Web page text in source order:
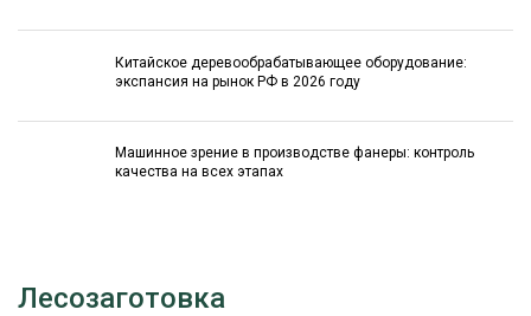
Китайское деревообрабатывающее оборудование:
экспансия на рынок РФ в 2026 году
Машинное зрение в производстве фанеры: контроль
качества на всех этапах
Лесозаготовка